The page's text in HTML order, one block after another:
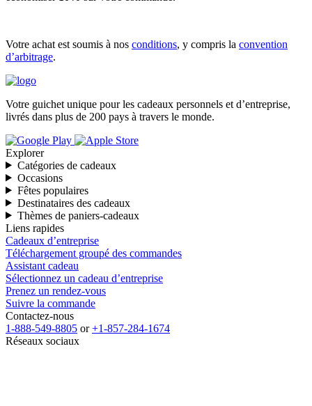
Votre achat est soumis à nos conditions, y compris la convention
d’arbitrage.
Votre guichet unique pour les cadeaux personnels et d’entreprise,
livrés dans plus de 200 pays à travers le monde.
Explorer
Catégories de cadeaux
Occasions
Fêtes populaires
Destinataires des cadeaux
Thèmes de paniers-cadeaux
Liens rapides
Cadeaux d’entreprise
Téléchargement groupé des commandes
Assistant cadeau
Sélectionnez un cadeau d’entreprise
Prenez un rendez-vous
Suivre la commande
Contactez-nous
1-888-549-8805 or+1-857-284-1674
Réseaux sociaux